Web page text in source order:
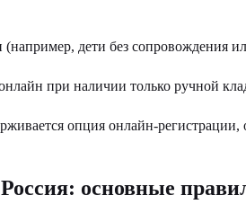
дети без сопровождения
при наличии только ручной
опция онлайн-
основные